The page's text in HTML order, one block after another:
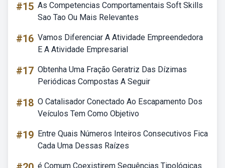
#15 As Competencias Comportamentais Soft Skills
Sao Tao Ou Mais Relevantes
#16 Vamos Diferenciar A Atividade Empreendedora
E A Atividade Empresarial
#17 Obtenha Uma Fração Geratriz Das Dízimas
Periódicas Compostas A Seguir
#18 O Catalisador Conectado Ao Escapamento Dos
Veículos Tem Como Objetivo
#19 Entre Quais Números Inteiros Consecutivos Fica
Cada Uma Dessas Raízes
é Comum Coexistirem Sequências Tipológicas